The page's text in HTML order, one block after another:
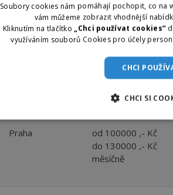
od 100000 ,- Kč
do 110000 ,- Kč
Praha
od 100000 ,- Kč
do 130000 ,- Kč
měsíčně
Soubory cookies nám pomáhají pochopit, co na
vám můžeme zobrazit vhodnější
Kliknutím na tlačítko„Chci používat cookies“
využíváním souborů Cookies pro účely
CHCI
CHCI SI